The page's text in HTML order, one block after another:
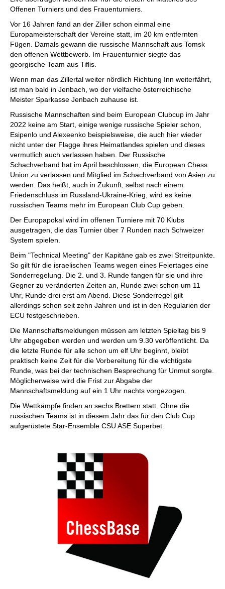
Offenen Turniers und des Frauenturniers.
Vor 16 Jahren fand an der Ziller schon einmal eine
Europameisterschaft der Vereine statt, im 20 km entfernten
Fügen. Damals gewann die russische Mannschaft aus Tomsk
den offenen Wettbewerb. Im Frauenturnier siegte das
georgische Team aus Tiflis.
Wenn man das Zillertal weiter nördlich Richtung Inn weiterfährt,
ist man bald in Jenbach, wo der vielfache österreichische
Meister Sparkasse Jenbach zuhause ist.
Russische Mannschaften sind beim European Clubcup im Jahr
2022 keine am Start, einige wenige russische Spieler schon,
Esipenlo und Alexeenko beispielsweise, die auch hier wieder
nicht unter der Flagge ihres Heimatlandes spielen und dieses
vermutlich auch verlassen haben. Der Russische
Schachverband hat im April beschlossen, die European Chess
Union zu verlassen und Mitglied im Schachverband von Asien zu
werden. Das heißt, auch in Zukunft, selbst nach einem
Friedenschluss im Russland-Ukraine-Krieg, wird es keine
russischen Teams mehr im European Club Cup geben.
Der Europapokal wird im offenen Turniere mit 70 Klubs
ausgetragen, die das Turnier über 7 Runden nach Schweizer
System spielen.
Beim "Technical Meeting" der Kapitäne gab es zwei Streitpunkte.
So gilt für die israelischen Teams wegen eines Feiertages eine
Sonderregelung. Die 2. und 3. Runde fangen für sie und ihre
Gegner zu veränderten Zeiten an, Runde zwei schon um 11
Uhr, Runde drei erst am Abend. Diese Sonderregel gilt
allerdings schon seit zehn Jahren und ist in den Regularien der
ECU festgeschrieben.
Die Mannschaftsmeldungen müssen am letzten Spieltag bis 9
Uhr abgegeben werden und werden um 9.30 veröffentlicht. Da
die letzte Runde für alle schon um elf Uhr beginnt, bleibt
praktisch keine Zeit für die Vorbereitung für die wichtigste
Runde, was bei der technischen Besprechung für Unmut sorgte.
Möglicherweise wird die Frist zur Abgabe der
Mannschaftsmeldung auf ein 1 Uhr nachts vorgezogen.
Die Wettkämpfe finden an sechs Brettern statt. Ohne die
russischen Teams ist in diesem Jahr das für den Club Cup
aufgerüstete Star-Ensemble CSU ASE Superbet.